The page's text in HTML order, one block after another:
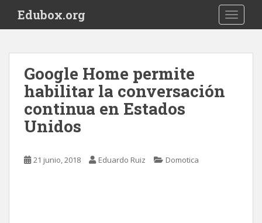
i
Edubox.org
Google Home permite
habilitar la conversación
continua en Estados
Unidos
21 junio, 2018 Eduardo Ruiz Domotica